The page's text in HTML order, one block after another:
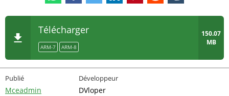
Télécharger
ARM-7 ARM-8
150.07
MB
Publié
Mceadmin
Développeur
DVloper